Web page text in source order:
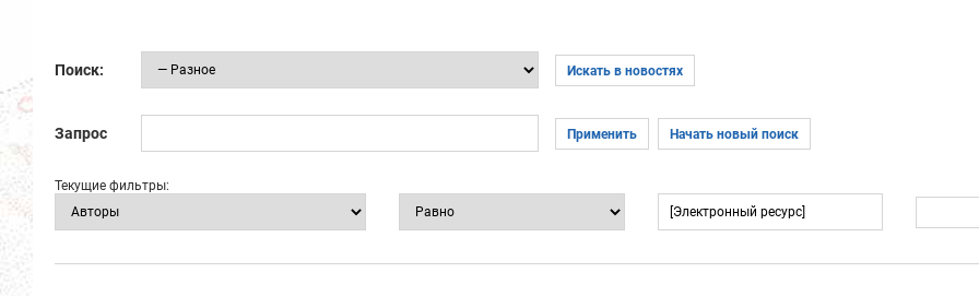
Поиск: Искать в новостях
Запрос Применить Начать новый поиск
Текущие фильтры: